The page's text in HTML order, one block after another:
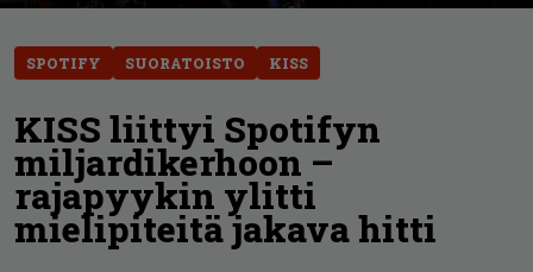
SPOTIFY SUORATOISTO KISS
KISS liittyi Spotifyn
miljardikerhoon –
rajapyykin ylitti
mielipiteitä jakava hitti